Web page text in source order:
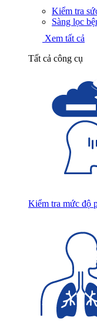
Kiểm tra
Sàng lọc
Xem tất cả
Tất cả công cụ
Kiểm tra mức độ